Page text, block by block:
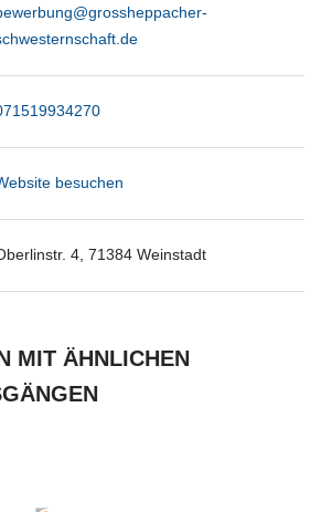
besuchen
4, 71384 Weinstadt
MIT ÄHNLICHEN